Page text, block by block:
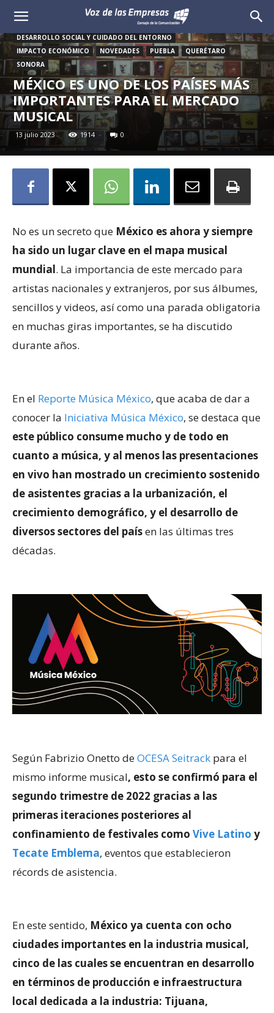
Voz
de
las
Empresas
REGIÓN
CIUDAD DE MÉXICO
DESARROLLO SOCIAL Y CUIDADO DEL ENTORNO
IMPACTO ECONÓMICO
NOVEDADES PUEBLA
QUERÉTARO
SONORA
MÉXICO ES UNO DE LOS PAÍSES MÁS
IMPORTANTES PARA EL MERCADO
MUSICAL
13 julio 2023 1914 0
No es un secreto que México es ahora y siempre
ha sido un lugar clave en el mapa musical
mundial. La importancia de este mercado para
artistas nacionales y extranjeros, por sus álbumes,
sencillos y videos, así como una parada obligatoria
en muchas giras importantes, se ha discutido
durante años.
En el Reporte Música México, que acaba de dar a
conocer la Iniciativa Música México, se destaca que
este público consume mucho y de todo en
cuanto a música, y al menos las presentaciones
en vivo han mostrado un crecimiento sostenido
de asistentes gracias a la urbanización, el
crecimiento demográfico, y el desarrollo de
diversos sectores del paísen las últimas tres
décadas.
Según Fabrizio Onetto deOCESA Seitrack para el
mismo informe musical, esto se confirmó para el
segundo trimestre de 2022 gracias a las
primeras iteraciones posteriores al
confinamiento de festivales como Vive Latino y
Tecate Emblema, eventos que establecieron
récords de asistencia.
En este sentido, México ya cuenta con ocho
ciudades importantes en la industria musical,
cinco de las cuales se encuentran en desarrollo
en términos de producción e infraestructura
local dedicada a la industria: Tijuana,